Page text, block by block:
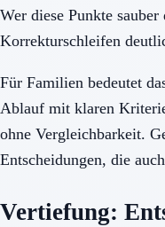
Wer diese Punkte
Korrekturschleifen
Für Familien bedeutet
Ablauf mit klaren
ohne Vergleichbarkeit.
Entscheidungen, die
Vertiefung: